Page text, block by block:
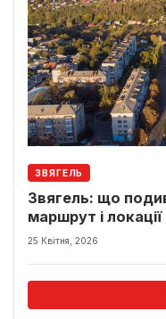
ЗВЯГЕЛЬ
Звягель: що
маршрут і локації
25 Квітня, 2026